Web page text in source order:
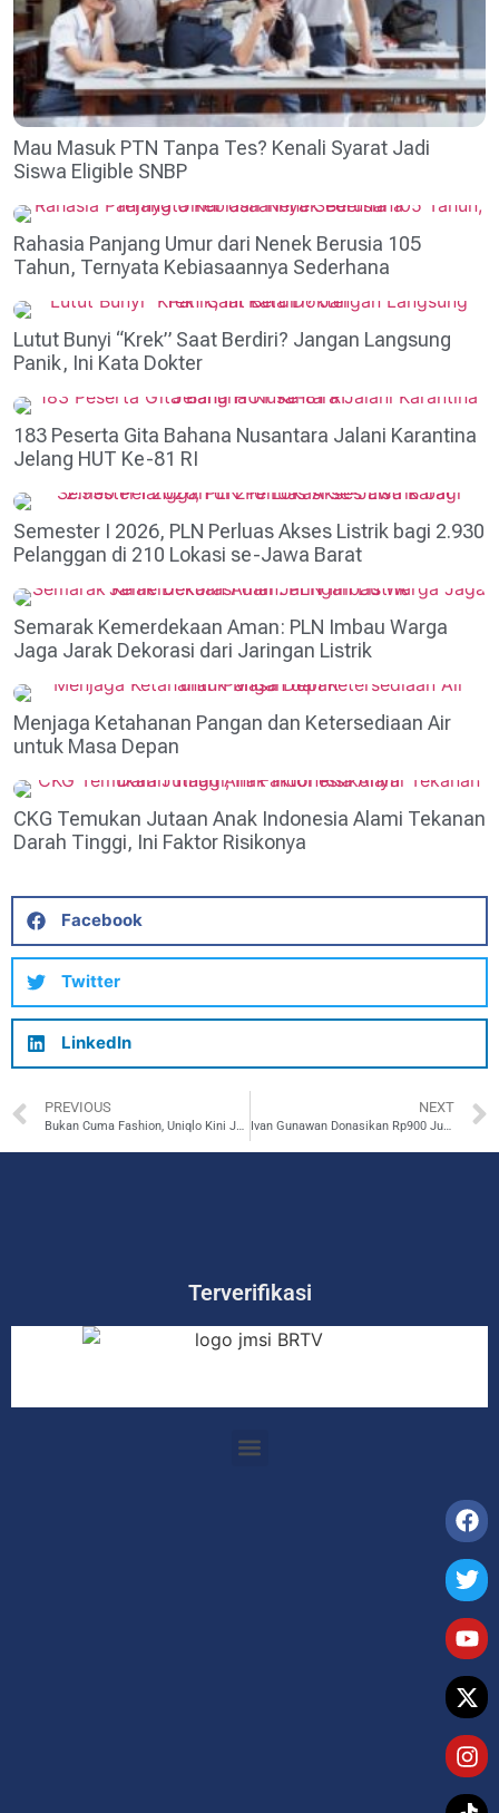
Mau Masuk PTN Tanpa Tes? Kenali Syarat Jadi
Siswa Eligible SNBP
Rahasia Panjang Umur dari Nenek Berusia 105
Tahun, Ternyata Kebiasaannya Sederhana
Lutut Bunyi “Krek” Saat Berdiri? Jangan Langsung
Panik, Ini Kata Dokter
183 Peserta Gita Bahana Nusantara Jalani Karantina
Jelang HUT Ke-81 RI
Semester I 2026, PLN Perluas Akses Listrik bagi 2.930
Pelanggan di 210 Lokasi se-Jawa Barat
Semarak Kemerdekaan Aman: PLN Imbau Warga
Jaga Jarak Dekorasi dari Jaringan Listrik
Menjaga Ketahanan Pangan dan Ketersediaan Air
untuk Masa Depan
CKG Temukan Jutaan Anak Indonesia Alami Tekanan
Darah Tinggi, Ini Faktor Risikonya
Facebook
Twitter
LinkedIn
PREVIOUS
Bukan Cuma Fashion, Uniqlo Kini Juga Jadi Pelopor Energi Hijau
NEXT
Ivan Gunawan Donasikan Rp900 Juta untuk Rakyat Palestina
Terverifikasi